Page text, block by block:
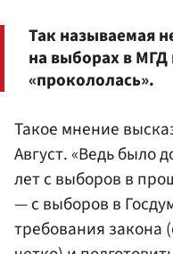
Так называемая
на выборах в
«прокололась».
Такое мнение
Август. «Ведь было
лет с выборов в
— с выборов в
требования закона